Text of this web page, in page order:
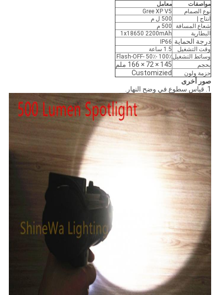
مواصفات
معامل
نوع الصمام
Gree XP V5
انتاج |
500 ل م
شعاع المسافة
500 م
البطارية
1x18650 2200mAh
درجة الحماية IP66
وقت التشغيل
1.5 ساعة
وسائط التشغيل100٪ -50٪ -Flash-OFF
بحجم
145 × 72 × 166 ملم
حزمة ولون
Customizied
صور أخرى
1. قياس سطوع في وضح النهار.